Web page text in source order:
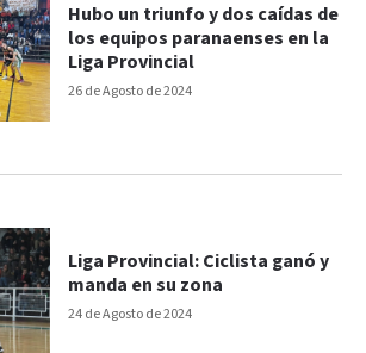
26 de Agosto de 2024
Hubo un triunfo y dos caídas de
los equipos paranaenses en la
Liga Provincial
24 de Agosto de 2024
Liga Provincial: Ciclista ganó y
manda en su zona